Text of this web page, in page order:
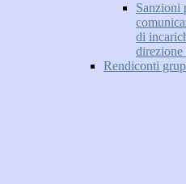
Sanzioni
di
Rendiconti